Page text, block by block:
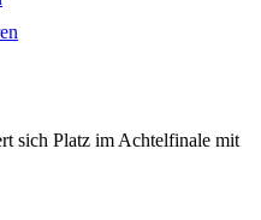
sich Platz im Achtelfinale mit